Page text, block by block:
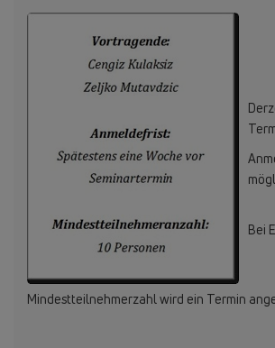
Bei
Mindestteilnehmerzahl wird ein Termin